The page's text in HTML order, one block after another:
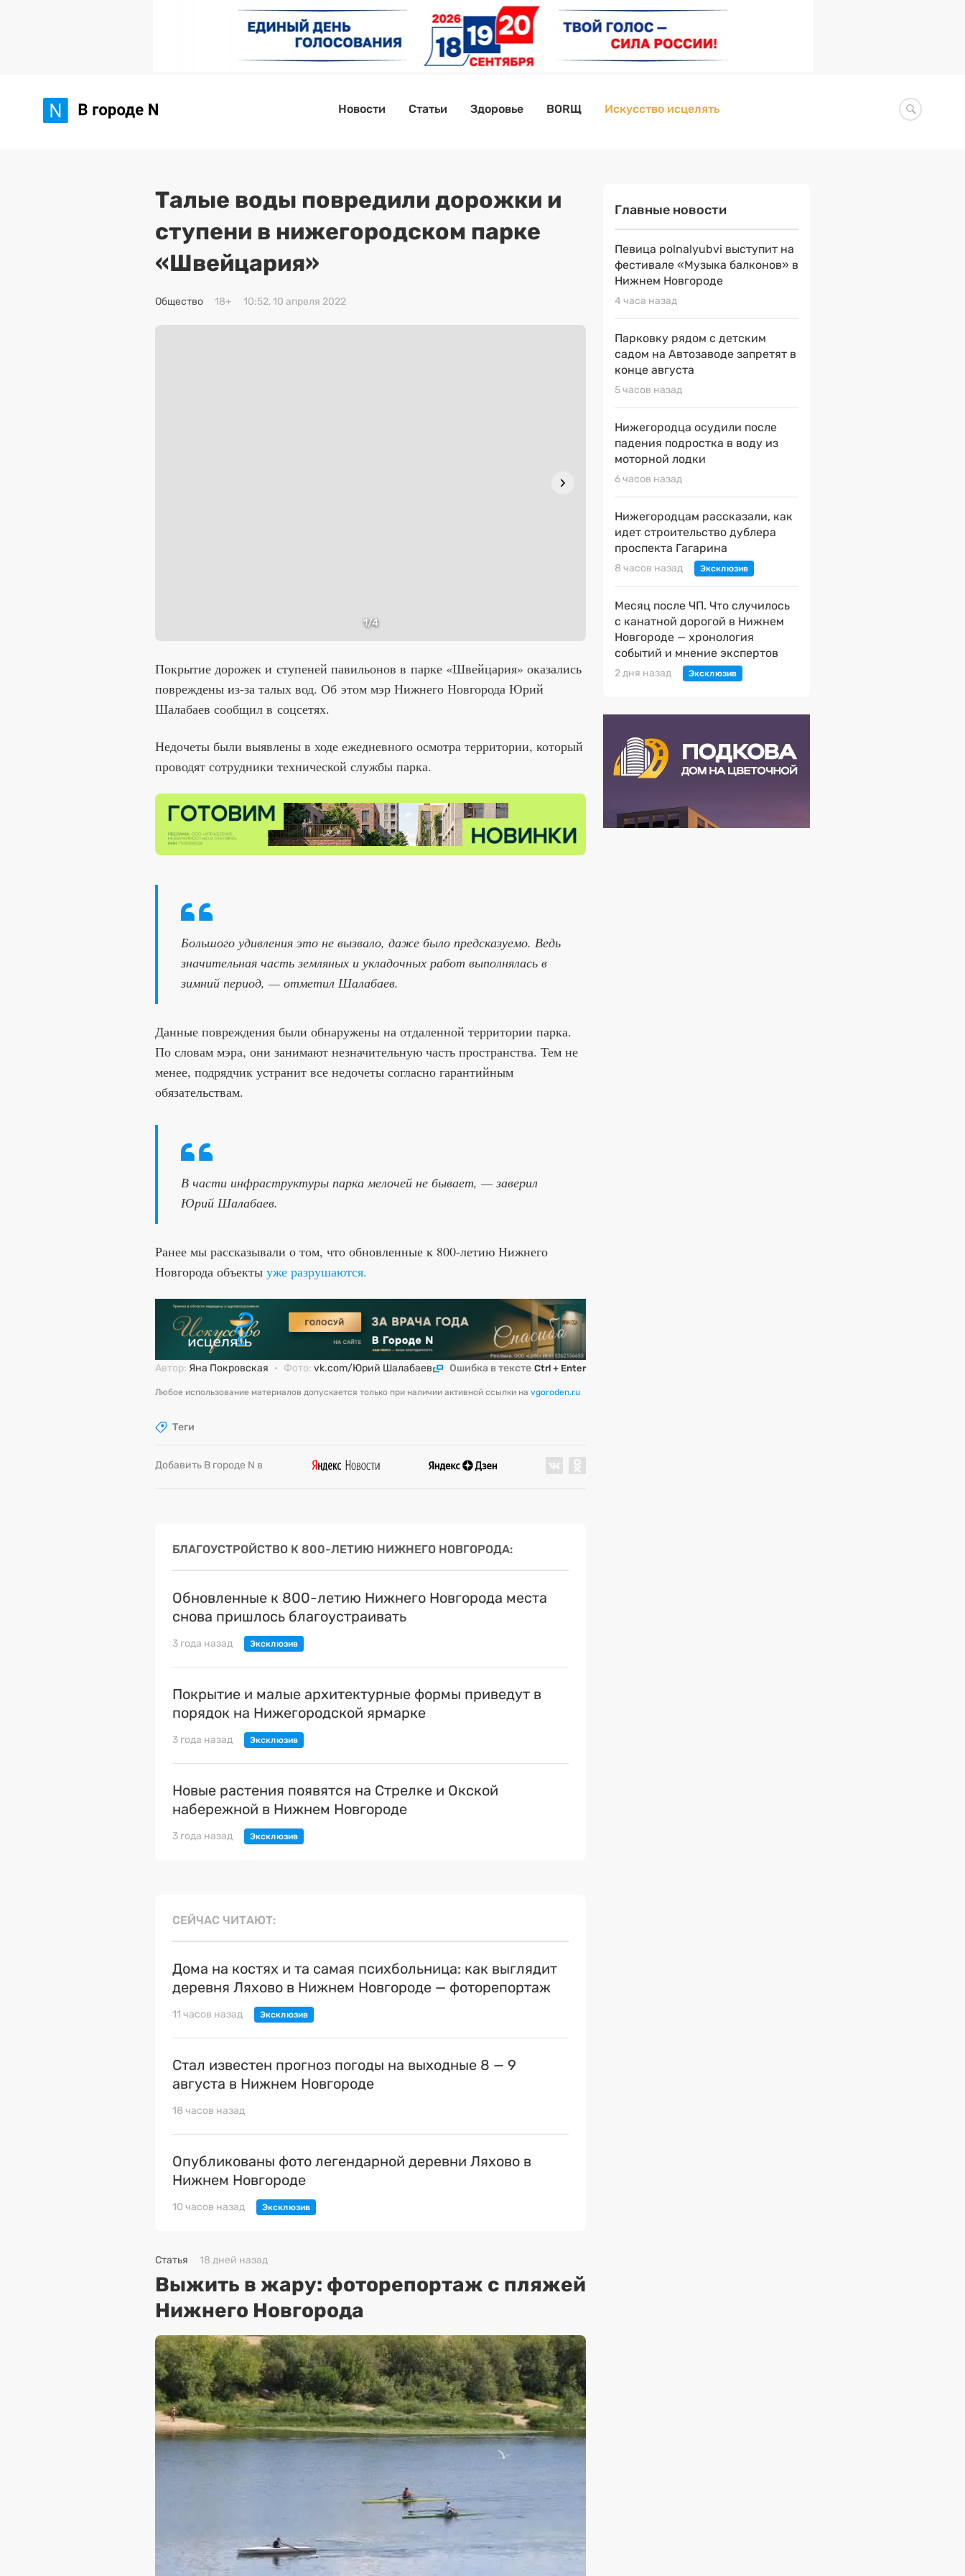
Новости Статьи Здоровье BORЩ Искусство исцелять
Талые воды повредили дорожки и
ступени в нижегородском парке
«Швейцария»
Общество 18+ 10:52, 10 апреля 2022
1/4
Покрытие дорожек и ступеней павильонов в парке «Швейцария» оказались
повреждены из-за талых вод. Об этом мэр Нижнего Новгорода Юрий
Шалабаев сообщил в соцсетях.
Недочеты были выявлены в ходе ежедневного осмотра территории, который
проводят сотрудники технической службы парка.
Большого удивления это не вызвало, даже было предсказуемо. Ведь
значительная часть земляных и укладочных работ выполнялась в
зимний период, — отметил Шалабаев.
Данные повреждения были обнаружены на отдаленной территории парка.
По словам мэра, они занимают незначительную часть пространства. Тем не
менее, подрядчик устранит все недочеты согласно гарантийным
обязательствам.
В части инфраструктуры парка мелочей не бывает, — заверил
Юрий Шалабаев.
Ранее мы рассказывали о том, что обновленные к 800-летию Нижнего
Новгорода объекты уже разрушаются.
Автор: Яна Покровская · Фото: vk.com/Юрий Шалабаев Ошибка в тексте Ctrl + Enter
Любое использование материалов допускается только при наличии активной ссылки на vgoroden.ru
Теги
Добавить В городе N в
БЛАГОУСТРОЙСТВО К 800-ЛЕТИЮ НИЖНЕГО НОВГОРОДА
Обновленные к 800-летию Нижнего Новгорода места
снова пришлось благоустраивать
3 года назад
Покрытие и малые архитектурные формы приведут в
порядок на Нижегородской ярмарке
3 года назад
Новые растения появятся на Стрелке и Окской
набережной в Нижнем Новгороде
3 года назад
СЕЙЧАС ЧИТАЮТ
Дома на костях и та самая психбольница: как выглядит
деревня Ляхово в Нижнем Новгороде — фоторепортаж
11 часов назад
Стал известен прогноз погоды на выходные 8 — 9
августа в Нижнем Новгороде
18 часов назад
Опубликованы фото легендарной деревни Ляхово в
Нижнем Новгороде
10 часов назад
Статья 18 дней назад
Выжить в жару: фоторепортаж с пляжей
Нижнего Новгорода
Главные новости
Певица polnalyubvi выступит на
фестивале «Музыка балконов» в
Нижнем Новгороде
4 часа назад
Парковку рядом с детским
садом на Автозаводе запретят в
конце августа
5 часов назад
Нижегородца осудили после
падения подростка в воду из
моторной лодки
6 часов назад
Нижегородцам рассказали, как
идет строительство дублера
проспекта Гагарина
8 часов назад
Месяц после ЧП. Что случилось
с канатной дорогой в Нижнем
Новгороде — хронология
событий и мнение экспертов
2 дня назад